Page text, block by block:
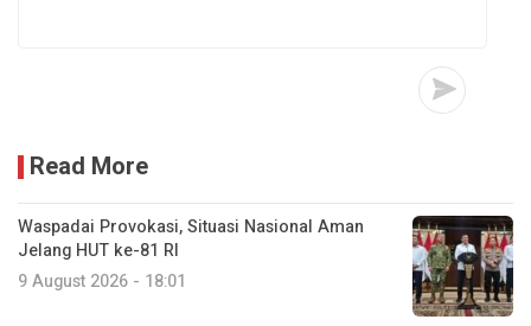
Read More
Waspadai Provokasi, Situasi Nasional Aman
Jelang HUT ke-81 RI
9 August 2026 - 18:01